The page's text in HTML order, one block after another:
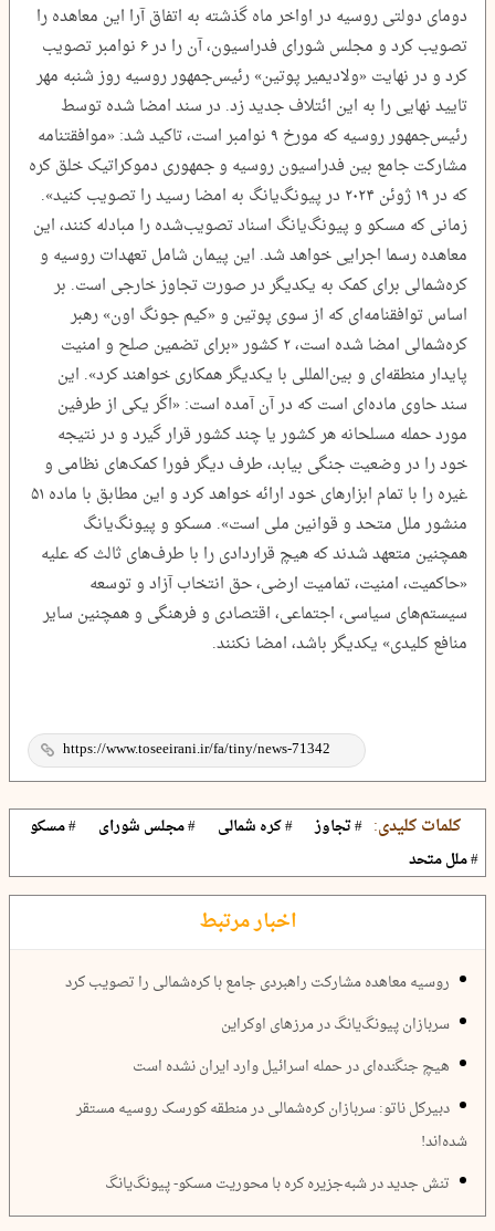
دومای دولتی روسیه در اواخر ماه گذشته به اتفاق آرا این معاهده را
تصویب کرد و مجلس شورای فدراسیون، آن را در ۶ نوامبر تصویب
کرد و در نهایت «ولادیمیر پوتین» رئیس‌جمهور روسیه روز شنبه مهر
تایید نهایی را به این ائتلاف جدید زد. در سند امضا شده توسط
رئیس‌جمهور روسیه که مورخ ۹ نوامبر است، تاکید شد: «موافقتنامه
مشارکت جامع بین فدراسیون روسیه و جمهوری دموکراتیک خلق کره
که در ۱۹ ژوئن ۲۰۲۴ در پیونگ‌یانگ به امضا رسید را تصویب کنید».
زمانی که مسکو و پیونگ‌یانگ اسناد تصویب‌شده را مبادله کنند، این
معاهده رسما اجرایی خواهد شد. این پیمان شامل تعهدات روسیه و
کره‌شمالی برای کمک به یکدیگر در صورت تجاوز خارجی است. بر
اساس توافقنامه‌ای که از سوی پوتین و «کیم جونگ اون» رهبر
کره‌شمالی امضا شده است، ۲ کشور «برای تضمین صلح و امنیت
پایدار منطقه‌ای و بین‌المللی با یکدیگر همکاری خواهند کرد». این
سند حاوی ماده‌ای است که در آن آمده است: «اگر یکی از طرفین
مورد حمله مسلحانه هر کشور یا چند کشور قرار گیرد و در نتیجه
خود را در وضعیت جنگی بیابد، طرف دیگر فورا کمک‌های نظامی و
غیره را با تمام ابزارهای خود ارائه خواهد کرد و این مطابق با ماده ۵۱
منشور ملل متحد و قوانین ملی است». مسکو و پیونگ‌یانگ
همچنین متعهد شدند که هیچ قراردادی را با طرف‌های ثالث که علیه
«حاکمیت، امنیت، تمامیت ارضی، حق انتخاب آزاد و توسعه
سیستم‌های سیاسی، اجتماعی، اقتصادی و فرهنگی و همچنین سایر
منافع کلیدی» یکدیگر باشد، امضا نکنند.
کلمات کلیدی: # تجاوز # کره شمالی # مجلس شورای
# مسکو
# ملل متحد
اخبار مرتبط
روسیه معاهده مشارکت راهبردی جامع با کره‌شمالی را تصویب کرد
سربازان پیونگ‌یانگ در مرزهای اوکراین
هیچ جنگنده‌ای در حمله اسرائیل وارد ایران نشده است
دبیرکل ناتو: سربازان کره‌شمالی در منطقه کورسک روسیه مستقر
شده‌اند!
تنش جدید در شبه‌جزیره کره با محوریت مسکو- پیونگ‌یانگ